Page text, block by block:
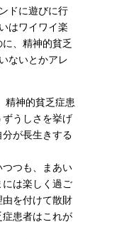
ドに遊びに行
はワイワイ楽
、精神的貧乏
ないとかアレ
精神的貧乏症患
うしさを挙げ
が長生きする
つも、まあい
は楽しく過ご
由を付けて散財
患者はこれが